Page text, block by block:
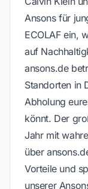
Ansons für
ECOLAF ein,
auf
ansons.de
Standorten in
Abholung
könnt. Der
Jahr mit
über
Vorteile und
unserer